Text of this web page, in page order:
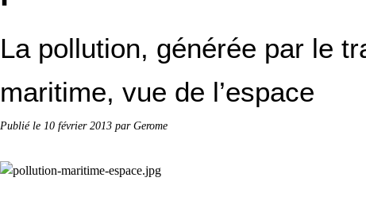
La pollution, générée par le
maritime, vue de l’espace
Publié le 10 février 2013 par Gerome